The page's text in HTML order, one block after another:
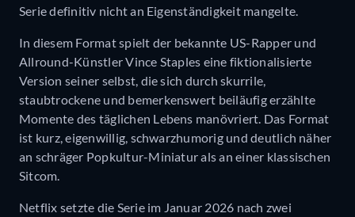
Serie definitiv nicht an Eigenständigkeit mangelte.
In diesem Format spielt der bekannte US-Rapper und
Allround-Künstler Vince Staples eine fiktionalisierte
Version seiner selbst, die sich durch skurrile,
staubtrockene und bemerkenswert beiläufig erzählte
Momente des täglichen Lebens manövriert. Das Format
ist kurz, eigenwillig, schwarzhumorig und deutlich näher
an schräger Popkultur-Miniatur als an einer klassischen
Sitcom.
Netflix setzte die Serie im Januar 2026 nach zwei